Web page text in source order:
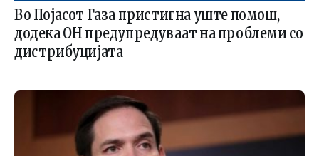
Во Појасот Газа пристигна уште помош,
додека ОН предупредуваат на проблеми со
дистрибуцијата